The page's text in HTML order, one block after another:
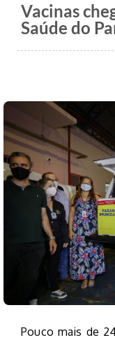
Vacinas
Saúde do
Pouco mais de